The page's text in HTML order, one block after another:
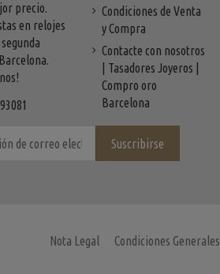
precio.
en relojes
Condiciones de Venta
y Compra
Contacte con nosotros
| Tasadores Joyeros |
Compro oro
Barcelona
Nota Legal Condiciones Generales